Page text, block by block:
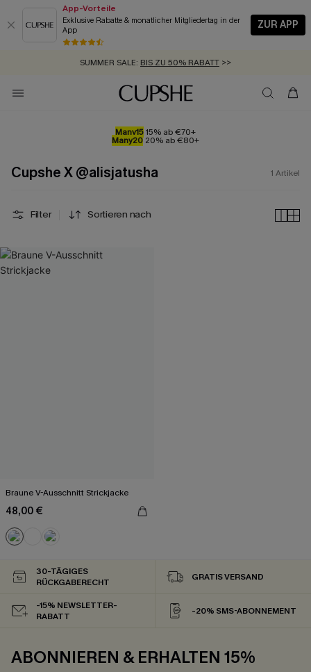
App-Vorteile
Exklusive Rabatte & monatlicher Mitgliedertag in der
App
ZUR APP
GRATIS MASSBAND MIT JEDEM SCHNELLVERSAND-ARTIKEL >>
SUMMER SALE: BIS ZU 50% RABATT >>
ZUM NEWSLETTER:BIS ZU -20% EXTRA ERHALTEN
KOSTENLOSER VERSAND AB 89 €
Many1515% ab €70+
Many2020% ab €80+
Cupshe X @alisjatusha 1 Artikel
Filter Sortieren nach
Braune V-Ausschnitt Strickjacke
48,00 €
30-TÄGIGES
RÜCKGABERECHT
GRATIS VERSAND
-15% NEWSLETTER-
RABATT
-20% SMS-ABONNEMENT
ABONNIEREN & ERHALTEN 15%